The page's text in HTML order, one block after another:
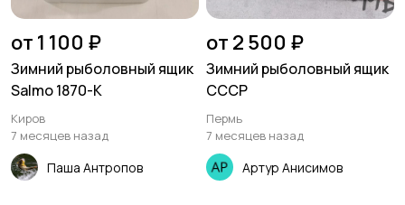
от 1 100 ₽
Зимний рыболовный ящик
Salmo 1870-K
Киров
7 месяцев назад
Паша Антропов
от 2 500 ₽
Зимний рыболовный ящик
СССР
Пермь
7 месяцев назад
Артур Анисимов